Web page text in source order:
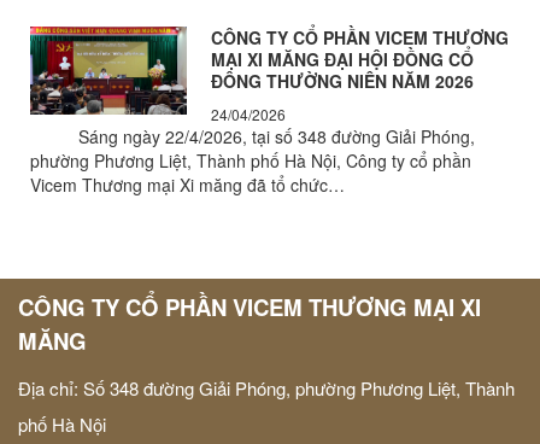
CÔNG TY CỔ PHẦN VICEM THƯƠNG
MẠI XI MĂNG ĐẠI HỘI ĐỒNG CỔ
ĐÔNG THƯỜNG NIÊN NĂM 2026
24/04/2026
Sáng ngày 22/4/2026, tại số 348 đường Giải Phóng,
phường Phương Liệt, Thành phố Hà Nội, Công ty cổ phần
Vicem Thương mại Xi măng đã tổ chức…
CÔNG TY CỔ PHẦN VICEM THƯƠNG MẠI XI
MĂNG
Địa chỉ: Số 348 đường Giải Phóng, phường Phương Liệt, Thành
phố Hà Nội